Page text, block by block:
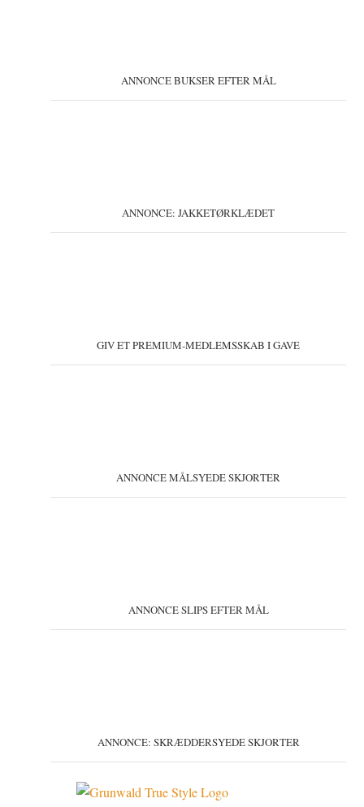
ANNONCE BUKSER EFTER MÅL
ANNONCE: JAKKETØRKLÆDET
GIV ET PREMIUM-MEDLEMSSKAB I GAVE
ANNONCE MÅLSYEDE SKJORTER
ANNONCE SLIPS EFTER MÅL
ANNONCE: SKRÆDDERSYEDE SKJORTER